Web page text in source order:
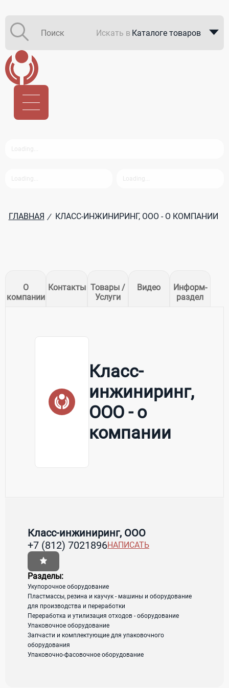
Искать в Каталоге товаров
ГЛАВНАЯ / КЛАСС-ИНЖИНИРИНГ, ООО - О КОМПАНИИ
О
компании
Контакты Товары /
Услуги
Видео
Информ-
раздел
Класс-
инжиниринг,
ООО - о
компании
Страна:Россия
Регион:Ленинградская область
Адрес:Санкт-Петербург, промзона Парнас,
пер. 3-й Верхний, д. 6, корп. 1, лит. А
загрузка карты...
Класс-инжиниринг, ООО
+7 (812) 7021896НАПИСАТЬ
Разделы:
Укупорочное оборудование
Пластмассы, резина и каучук - машины и оборудование
для производства и переработки
Переработка и утилизация отходов - оборудование
Упаковочное оборудование
Запчасти и комплектующие для упаковочного
оборудования
Упаковочно-фасовочное оборудование